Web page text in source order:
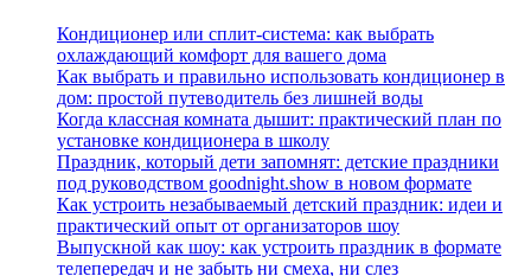
Кондиционер или сплит-система: как выбрать
охлаждающий комфорт для вашего дома
Как выбрать и правильно использовать кондиционер в
дом: простой путеводитель без лишней воды
Когда классная комната дышит: практический план по
установке кондиционера в школу
Праздник, который дети запомнят: детские праздники
под руководством goodnight.show в новом формате
Как устроить незабываемый детский праздник: идеи и
практический опыт от организаторов шоу
Выпускной как шоу: как устроить праздник в формате
телепередач и не забыть ни смеха, ни слез